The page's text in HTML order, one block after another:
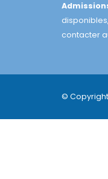
contacter
© Copyright